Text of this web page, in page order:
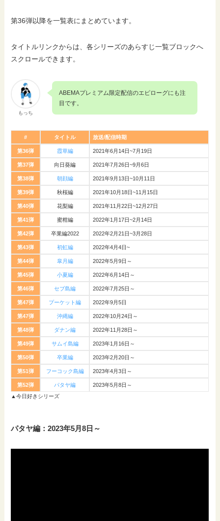
第36弾以降を一覧表にまとめています。
タイトルリンクからは、各シリーズのあらすじ一覧ブロックへ
スクロールできます。
もっち
ABEMAプレミアム限定配信のエピローグにも注
目です。
# タイトル 放送/配信時期
第36弾 霞草編 2021年6月14日~7月19日
第37弾 向日葵編 2021年7月26日~9月6日
第38弾 朝顔編 2021年9月13日~10月11日
第39弾 秋桜編 2021年10月18日~11月15日
第40弾 花梨編 2021年11月22日~12月27日
第41弾 蜜柑編 2022年1月17日~2月14日
第42弾 卒業編2022 2022年2月21日~3月28日
第43弾 初虹編 2022年4月4日~
第44弾 皐月編 2022年5月9日～
第45弾 小夏編 2022年6月14日～
第46弾 セブ島編 2022年7月25日～
第47弾 プーケット編 2022年9月5日
第47弾 沖縄編 2022年10月24日～
第48弾 ダナン編 2022年11月28日～
第49弾 サムイ島編 2023年1月16日～
第50弾 卒業編 2023年2月20日～
第51弾 フーコック島編 2023年4月3日～
第52弾 パタヤ編
2023年5月8日～
▲今日好きシリーズ
パタヤ編：2023年5月8日～